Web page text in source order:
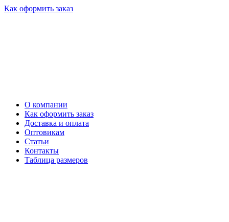
Как оформить заказ
О компании
Как оформить заказ
Доставка и оплата
Оптовикам
Статьи
Контакты
Таблица размеров